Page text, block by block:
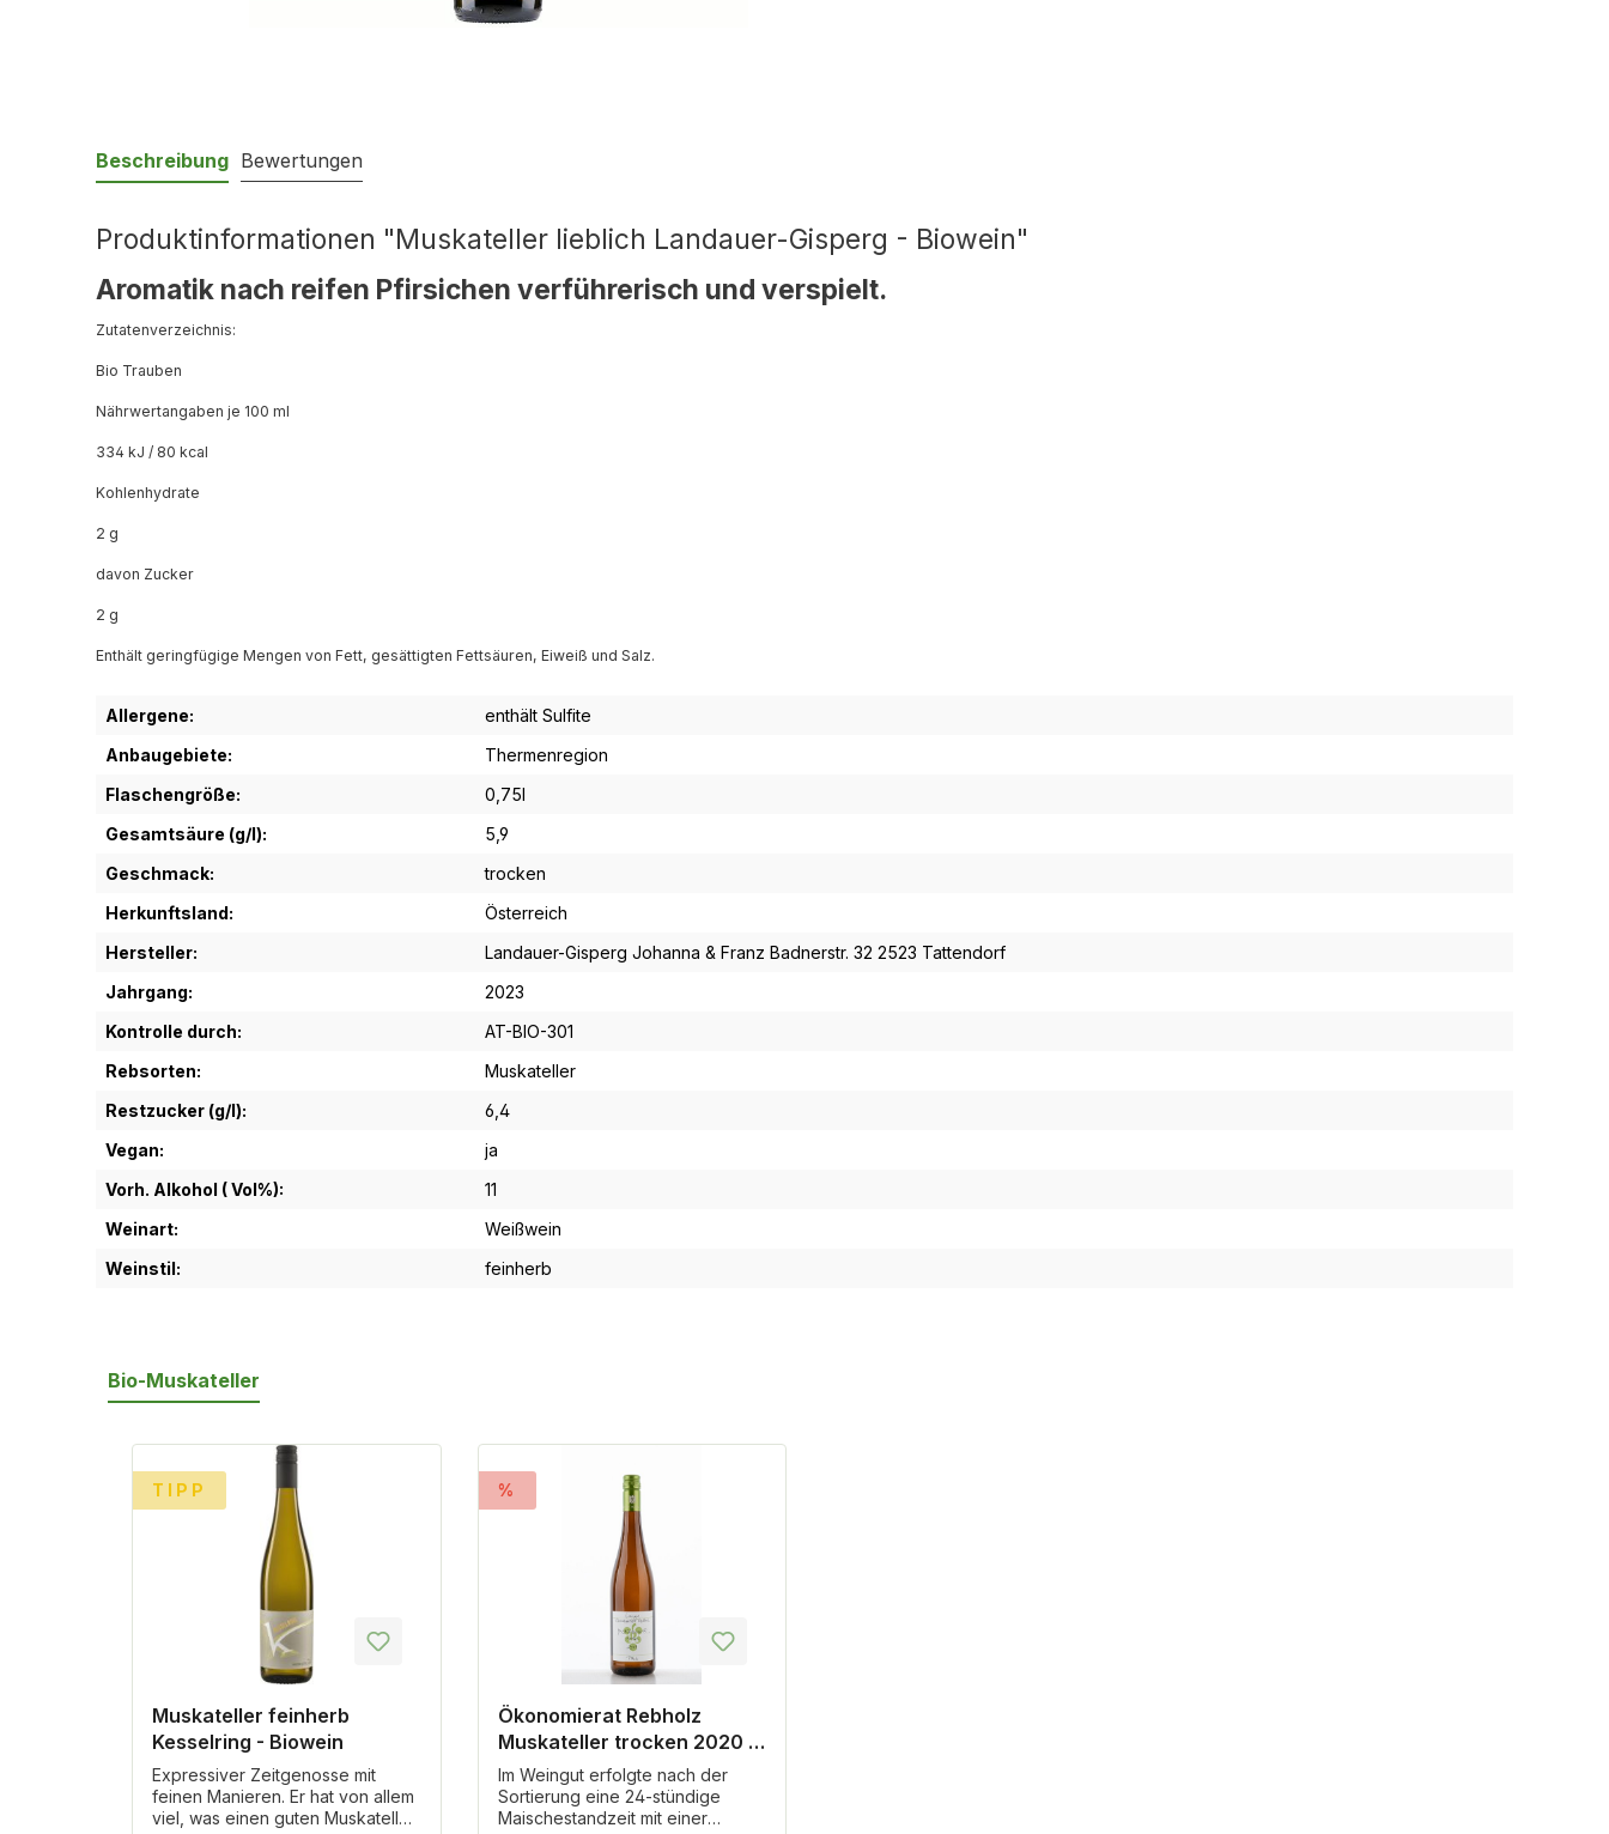
Beschreibung Bewertungen
Produktinformationen "Muskateller lieblich Landauer-Gisperg - Biowein"
Aromatik nach reifen Pfirsichen verführerisch und verspielt.
Zutatenverzeichnis:
Bio Trauben
Nährwertangaben je 100 ml
334 kJ / 80 kcal
Kohlenhydrate
2 g
davon Zucker
2 g
Enthält geringfügige Mengen von Fett, gesättigten Fettsäuren, Eiweiß und Salz.
Allergene:
enthält Sulfite
Anbaugebiete:
Thermenregion
Flaschengröße:
0,75l
Gesamtsäure (g/l):
5,9
Geschmack:
trocken
Herkunftsland:
Österreich
Hersteller:
Landauer-Gisperg Johanna & Franz Badnerstr. 32 2523 Tattendorf
Jahrgang:
2023
Kontrolle durch:
AT-BIO-301
Rebsorten:
Muskateller
Restzucker (g/l):
6,4
Vegan:
ja
Vorh. Alkohol ( Vol%):
11
Weinart:
Weißwein
Weinstil:
feinherb
Bio-Muskateller
%
TIPP
Muskateller feinherb
Kesselring - Biowein
Expressiver Zeitgenosse mit
feinen Manieren. Er hat von allem
viel, was einen guten Muskateller
%
Ökonomierat Rebholz
Muskateller trocken 2020 -
Biowein
Im Weingut erfolgte nach der
Sortierung eine 24-stündige
Maischestandzeit mit einer